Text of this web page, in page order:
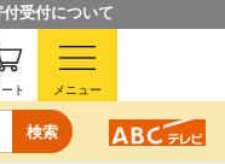
受付について
検索
ト メニュー